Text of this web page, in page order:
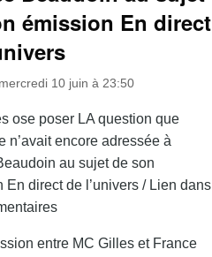
émission En direct
10 juin à 23:50
ose poser LA question que
n’avait encore adressée à
au sujet de son
En direct de l’univers / Lien dans
entre MC Gilles et France